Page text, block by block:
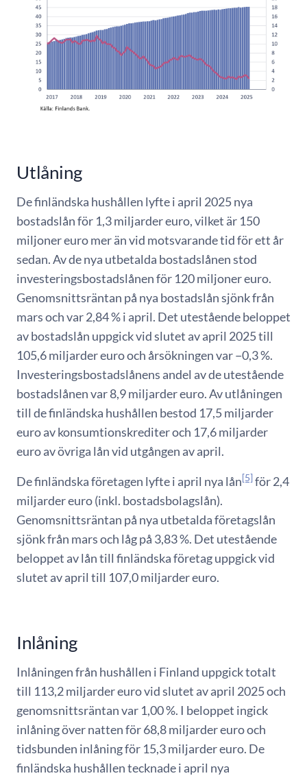
Utlåning
De finländska hushållen lyfte i april 2025 nya
bostadslån för 1,3 miljarder euro, vilket är 150
miljoner euro mer än vid motsvarande tid för ett år
sedan. Av de nya utbetalda bostadslånen stod
investeringsbostadslånen för 120 miljoner euro.
Genomsnittsräntan på nya bostadslån sjönk från
mars och var 2,84 % i april. Det utestående beloppet
av bostadslån uppgick vid slutet av april 2025 till
105,6 miljarder euro och årsökningen var −0,3 %.
Investeringsbostadslånens andel av de utestående
bostadslånen var 8,9 miljarder euro. Av utlåningen
till de finländska hushållen bestod 17,5 miljarder
euro av konsumtionskrediter och 17,6 miljarder
euro av övriga lån vid utgången av april.
De finländska företagen lyfte i april nya lån[5] för 2,4
miljarder euro (inkl. bostadsbolagslån).
Genomsnittsräntan på nya utbetalda företagslån
sjönk från mars och låg på 3,83 %. Det utestående
beloppet av lån till finländska företag uppgick vid
slutet av april till 107,0 miljarder euro.
Inlåning
Inlåningen från hushållen i Finland uppgick totalt
till 113,2 miljarder euro vid slutet av april 2025 och
genomsnittsräntan var 1,00 %. I beloppet ingick
inlåning över natten för 68,8 miljarder euro och
tidsbunden inlåning för 15,3 miljarder euro. De
finländska hushållen tecknade i april nya